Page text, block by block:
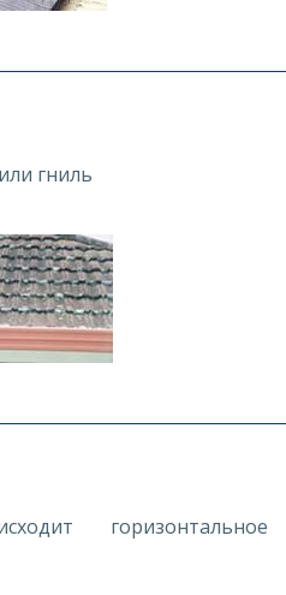
гниль
горизонтальное